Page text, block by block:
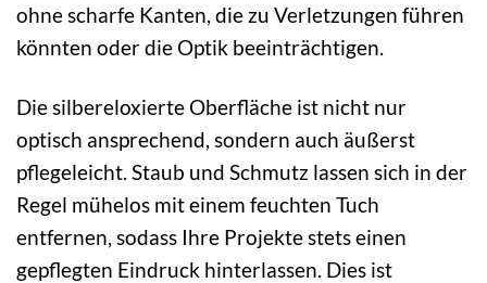
ohne scharfe Kanten, die zu Verletzungen führen
könnten oder die Optik beeinträchtigen.
Die silbereloxierte Oberfläche ist nicht nur
optisch ansprechend, sondern auch äußerst
pflegeleicht. Staub und Schmutz lassen sich in der
Regel mühelos mit einem feuchten Tuch
entfernen, sodass Ihre Projekte stets einen
gepflegten Eindruck hinterlassen. Dies ist